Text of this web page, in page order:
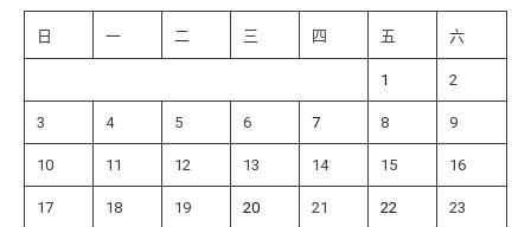
日 一 二 三 四 五 六
1 2
3 4 5 6 7 8 9
10 11 12 13 14 15 16
17 18 19 20 21 22 23